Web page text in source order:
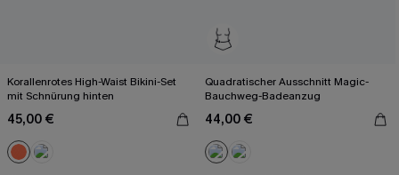
Korallenrotes High-Waist Bikini-Set
mit Schnürung hinten
45,00 €
Quadratischer Ausschnitt Magic-
Bauchweg-Badeanzug
44,00 €